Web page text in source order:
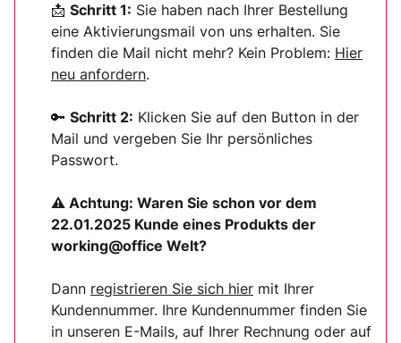
📩 Schritt 1: Sie haben nach Ihrer Bestellung
eine Aktivierungsmail von uns erhalten. Sie
finden die Mail nicht mehr? Kein Problem: Hier
neu anfordern.
🔑 Schritt 2: Klicken Sie auf den Button in der
Mail und vergeben Sie Ihr persönliches
Passwort.
⚠ Achtung: Waren Sie schon vor dem
22.01.2025 Kunde eines Produkts der
working@office Welt?
Dann registrieren Sie sich hier mit Ihrer
Kundennummer. Ihre Kundennummer finden Sie
in unseren E-Mails, auf Ihrer Rechnung oder auf